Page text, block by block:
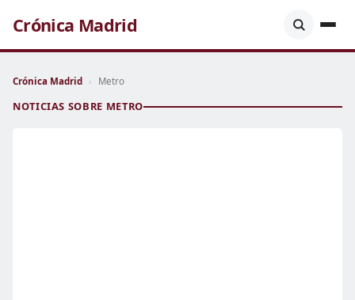
Crónica Madrid
Crónica Madrid › Metro
NOTICIAS SOBRE METRO